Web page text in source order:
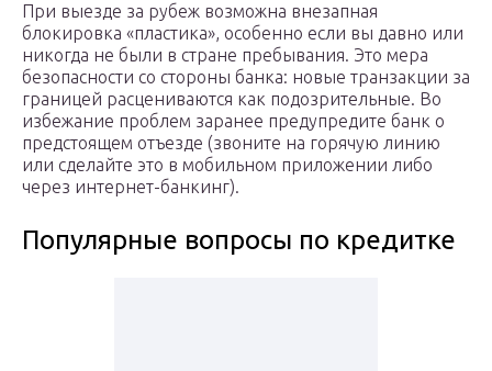
При выезде за рубеж возможна внезапная
блокировка «пластика», особенно если вы давно или
никогда не были в стране пребывания. Это мера
безопасности со стороны банка: новые транзакции за
границей расцениваются как подозрительные. Во
избежание проблем заранее предупредите банк о
предстоящем отъезде (звоните на горячую линию
или сделайте это в мобильном приложении либо
через интернет-банкинг).
Популярные вопросы по кредитке